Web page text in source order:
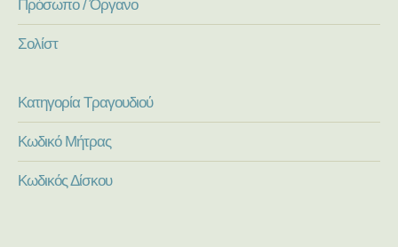
Πρόσωπο / Όργανο
Σολίστ
Κατηγορία Τραγουδιού
Κωδικό Μήτρας
Κωδικός Δίσκου